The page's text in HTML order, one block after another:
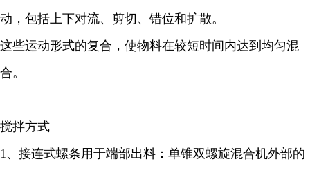
动，包括上下对流、剪切、错位和扩散。
这些运动形式的复合，使物料在较短时间内达到均匀混
合。
搅拌方式
1、接连式螺条用于端部出料：单锥双螺旋混合机外部的